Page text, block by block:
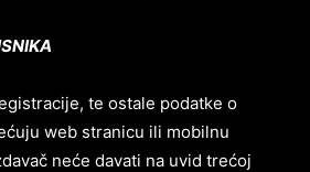
te ostale podatke o
web stranicu ili mobilnu
neće davati na uvid trećoj